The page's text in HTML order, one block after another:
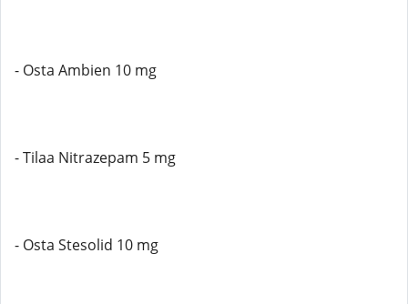
- Osta Ambien 10 mg
- Tilaa Nitrazepam 5 mg
- Osta Stesolid 10 mg